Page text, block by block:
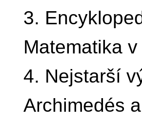
3.
Matematika
4. Nejstarší
Archimedés